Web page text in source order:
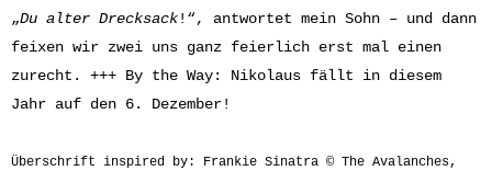
„Du alter Drecksack!“, antwortet mein Sohn – und dann
feixen wir zwei uns ganz feierlich erst mal einen
zurecht. +++ By the Way: Nikolaus fällt in diesem
Jahr auf den 6. Dezember!
Überschrift inspired by: Frankie Sinatra © The Avalanches,